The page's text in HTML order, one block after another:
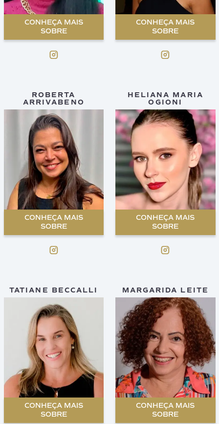
CONHEÇA MAIS
SOBRE
CONHEÇA MAIS
SOBRE
ROBERTA
ARRIVABENO
CONHEÇA MAIS
SOBRE
HELIANA MARIA
OGIONI
CONHEÇA MAIS
SOBRE
TATIANE BECCALLI
CONHEÇA MAIS
SOBRE
MARGARIDA LEITE
CONHEÇA MAIS
SOBRE